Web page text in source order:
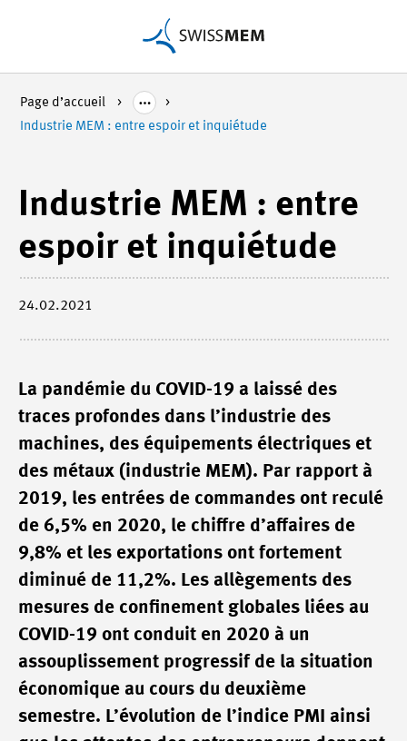
Page d’accueil
Industrie MEM : entre espoir et inquiétude
Industrie MEM : entre
espoir et inquiétude
24.02.2021
La pandémie du COVID-19 a laissé des
traces profondes dans l’industrie des
machines, des équipements électriques et
des métaux (industrie MEM). Par rapport à
2019, les entrées de commandes ont reculé
de 6,5% en 2020, le chiffre d’affaires de
9,8% et les exportations ont fortement
diminué de 11,2%. Les allègements des
mesures de confinement globales liées au
COVID-19 ont conduit en 2020 à un
assouplissement progressif de la situation
économique au cours du deuxième
semestre. L’évolution de l’indice PMI ainsi